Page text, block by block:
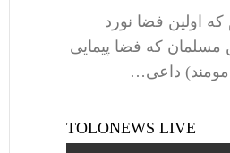
که اولین فضا نورد
مسلمان که فضا پیمایی
مومند) داعی…
TOLONEWS LIVE